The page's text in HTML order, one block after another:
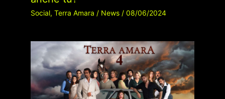
Social, Terra Amara / News/ 08/06/2024